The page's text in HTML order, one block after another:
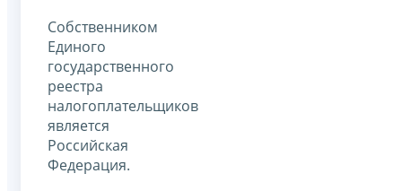
Собственником
Единого
государственного
реестра
налогоплательщиков
является
Российская
Федерация.